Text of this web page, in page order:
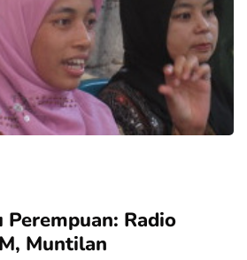
Perempuan: Radio
Muntilan